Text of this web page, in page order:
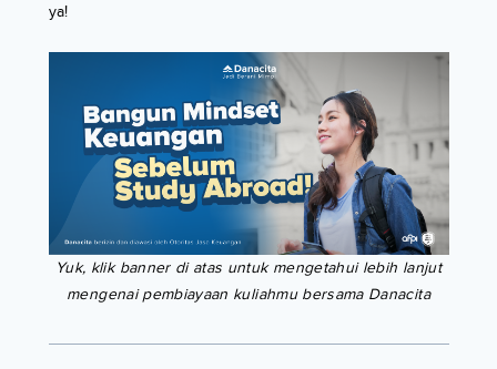
ya!
Yuk, klik banner di atas untuk mengetahui lebih lanjut
mengenai pembiayaan kuliahmu bersama Danacita